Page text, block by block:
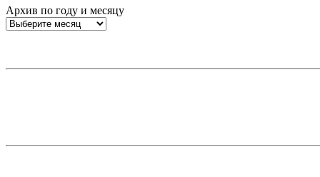
Архив по году и месяцу